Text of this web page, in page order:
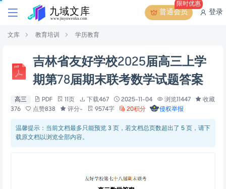
普通会员
限时优惠
登录
文库 教育培训 学历教育
吉林省友好学校2025届高三上学
期第78届期末联考数学试题答案
高三 PDF 11页 下载467 2025-11-04 浏览11447
收藏
376
点赞838 评分- 9574字 20积分 侵权举报
温馨提示：当前文档最多只能预览 3 页，若文档总页数超出了 5 页，请下
载原文档以浏览全部内容。